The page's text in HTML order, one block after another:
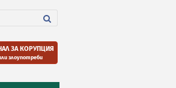
ЗА КОРУПЦИЯ
злоупотреби